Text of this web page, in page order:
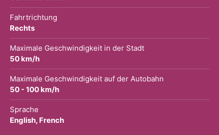
Fahrtrichtung
Rechts
Maximale Geschwindigkeit in der Stadt
50 km/h
Maximale Geschwindigkeit auf der Autobahn
50 - 100 km/h
Sprache
English, French